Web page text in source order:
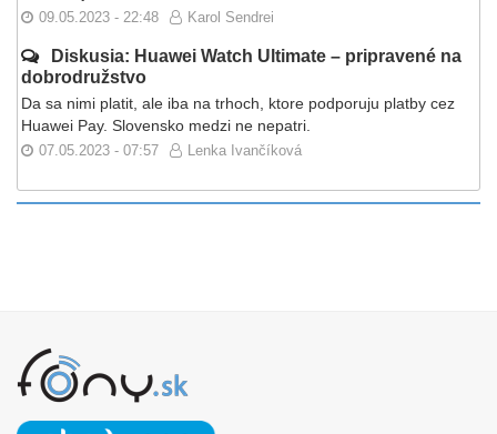
09.05.2023 - 22:48 Karol Sendrei
Diskusia: Huawei Watch Ultimate – pripravené na
dobrodružstvo
Da sa nimi platit, ale iba na trhoch, ktore podporuju platby cez
Huawei Pay. Slovensko medzi ne nepatri.
07.05.2023 - 07:57 Lenka Ivančíková